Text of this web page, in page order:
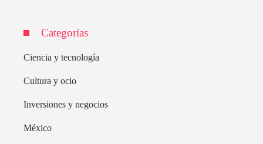
Categorías
Ciencia y tecnología
Cultura y ocio
Inversiones y negocios
México